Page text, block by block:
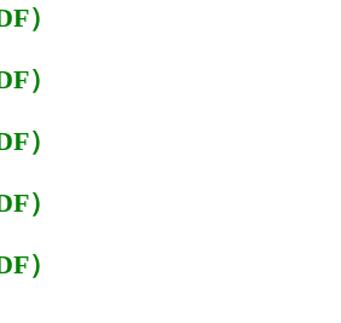
）
）
）
）
）